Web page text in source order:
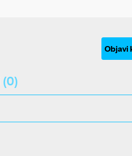
Objavi
(0)